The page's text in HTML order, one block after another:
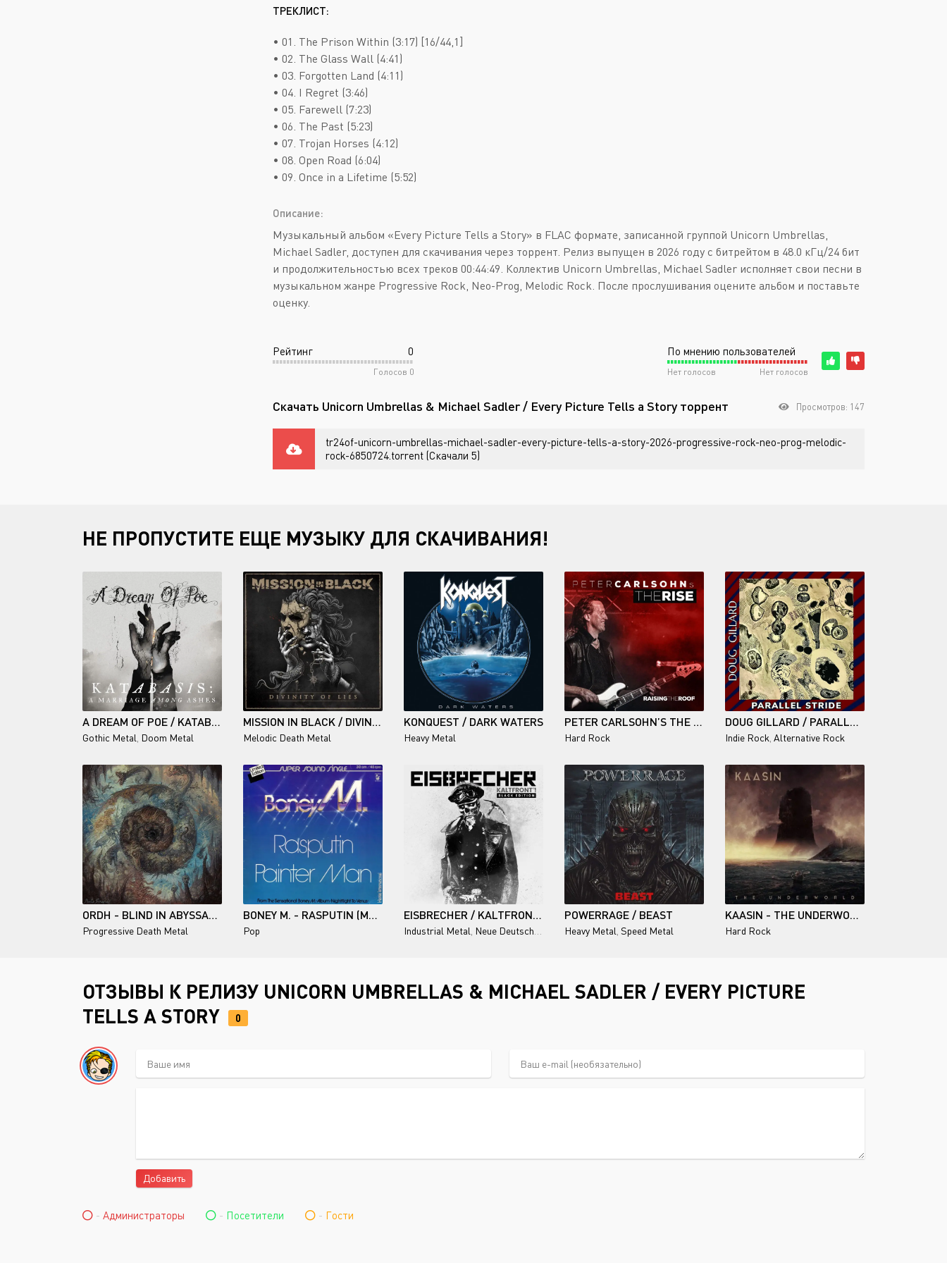
Doom Metal
Folk Metal
Gothic Metal
Groove Metal
Heavy Metal
Melodic Death Metal
ТРЕКЛИСТ:
• 01. The Prison Within (3:17) [16/44,1]
• 02. The Glass Wall (4:41)
• 03. Forgotten Land (4:11)
• 04. I Regret (3:46)
• 05. Farewell (7:23)
• 06. The Past (5:23)
• 07. Trojan Horses (4:12)
• 08. Open Road (6:04)
• 09. Once in a Lifetime (5:52)
Описание:
Музыкальный альбом «Every Picture Tells a Story» в FLAC формате, записанной группой Unicorn Umbrellas,
Michael Sadler, доступен для скачивания через торрент. Релиз выпущен в 2026 году с битрейтом в 48.0 кГц/24 бит
и продолжительностью всех треков 00:44:49. Коллектив Unicorn Umbrellas, Michael Sadler исполняет свои песни в
музыкальном жанре Progressive Rock, Neo-Prog, Melodic Rock. После прослушивания оцените альбом и поставьте
оценку.
Рейтинг 0
Голосов 0
По мнению пользователей
Нет голосов Нет голосов
Скачать Unicorn Umbrellas & Michael Sadler / Every Picture Tells a Story торрент Просмотров: 147
tr24of-unicorn-umbrellas-michael-sadler-every-picture-tells-a-story-2026-progressive-rock-neo-prog-melodic-
rock-6850724.torrent (Скачали 5)
НЕ ПРОПУСТИТЕ ЕЩЕ МУЗЫКУ ДЛЯ СКАЧИВАНИЯ!
A DREAM OF POE / KATABASIS: A MARRIAGE AMONG ASHES
Gothic Metal Doom Metal
MISSION IN BLACK / DIVINITY OF LIES
Melodic Death Metal
KONQUEST / DARK WATERS
Heavy Metal
PETER CARLSOHN’S THE RISE / RAISING THE ROOF
Hard Rock
DOUG GILLARD / PARALLEL STRIDE
Indie Rock Alternative Rock
ORDH - BLIND IN ABYSSAL REALMS
Progressive Death Metal
BONEY M. - RASPUTIN (MAXI-SINGLE) - 1978
Pop
EISBRECHER / KALTFRONT°! (BLACK EDITION) 2025/2026
Industrial Metal Neue Deutsche Härte
POWERRAGE / BEAST
Heavy Metal Speed Metal
KAASIN - THE UNDERWORLD 2026
Hard Rock
ОТЗЫВЫ К РЕЛИЗУ UNICORN UMBRELLAS & MICHAEL SADLER / EVERY PICTURE
TELLS A STORY
0
Добавить
- Администраторы - Посетители - Гости